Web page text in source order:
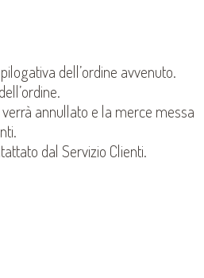
dell’ordine avvenuto.
annullato e la merce messa
dal Servizio Clienti.